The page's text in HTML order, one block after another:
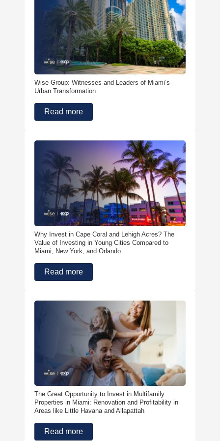
Wise Group: Witnesses and Leaders of Miami’s
Urban Transformation
Read more
Why Invest in Cape Coral and Lehigh Acres? The
Value of Investing in Young Cities Compared to
Miami, New York, and Orlando
Read more
The Great Opportunity to Invest in Multifamily
Properties in Miami: Renovation and Profitability in
Areas like Little Havana and Allapattah
Read more